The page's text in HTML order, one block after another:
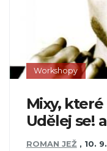
Workshopy
Mixy,
Udělej se!
ROMAN JEŽ , 10.